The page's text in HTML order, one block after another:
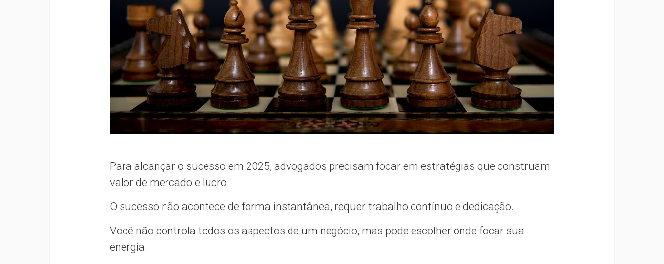
Para alcançar o sucesso em 2025, advogados precisam focar em estratégias que construam
valor de mercado e lucro.
O sucesso não acontece de forma instantânea, requer trabalho contínuo e dedicação.
Você não controla todos os aspectos de um negócio, mas pode escolher onde focar sua
energia.